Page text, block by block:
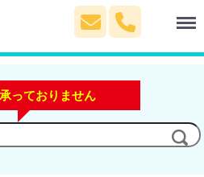
っておりません